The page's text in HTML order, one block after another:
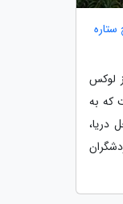
لوکس
که به
دریا،